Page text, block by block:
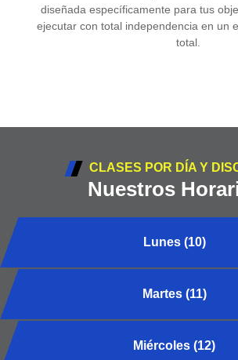
diseñada específicamente para tus
ejecutar con total independencia en un
total.
CLASES POR DÍA Y
Nuestros
Lunes (10)
Martes (11)
Miércoles (12)